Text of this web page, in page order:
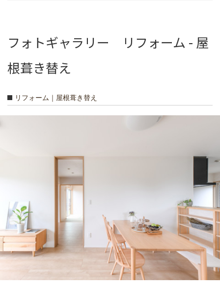
フォトギャラリー リフォーム - 屋
根葺き替え
リフォーム｜屋根葺き替え